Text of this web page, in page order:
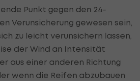
Punkt gegen den 24-
Verunsicherung gewesen sein,
zu leicht verunsichern lassen,
der Wind an Intensität
aus einer anderen Richtung
wenn die Reifen abzubauen